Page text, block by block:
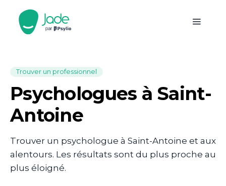
Trouver un professionnel
Psychologues à Saint-
Antoine
Trouver un psychologue à Saint-Antoine et aux
alentours. Les résultats sont du plus proche au
plus éloigné.